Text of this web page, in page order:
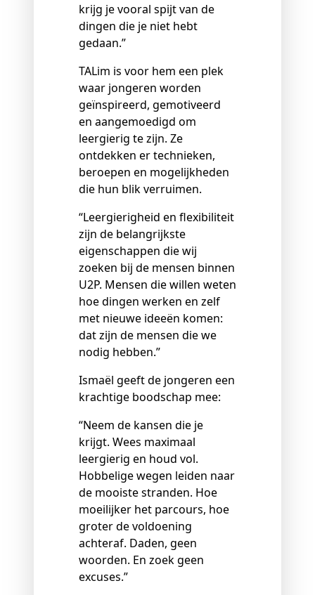
krijg je vooral spijt van de
dingen die je niet hebt
gedaan.”
TALim is voor hem een plek
waar jongeren worden
geïnspireerd, gemotiveerd
en aangemoedigd om
leergierig te zijn. Ze
ontdekken er technieken,
beroepen en mogelijkheden
die hun blik verruimen.
“Leergierigheid en flexibiliteit
zijn de belangrijkste
eigenschappen die wij
zoeken bij de mensen binnen
U2P. Mensen die willen weten
hoe dingen werken en zelf
met nieuwe ideeën komen:
dat zijn de mensen die we
nodig hebben.”
Ismaël geeft de jongeren een
krachtige boodschap mee:
“Neem de kansen die je
krijgt. Wees maximaal
leergierig en houd vol.
Hobbelige wegen leiden naar
de mooiste stranden. Hoe
moeilijker het parcours, hoe
groter de voldoening
achteraf. Daden, geen
woorden. En zoek geen
excuses.”